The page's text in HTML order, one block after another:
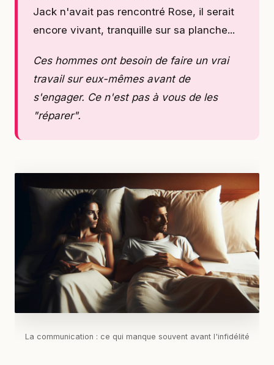
Jack n'avait pas rencontré Rose, il serait
encore vivant, tranquille sur sa planche...
Ces hommes ont besoin de faire un vrai
travail sur eux-mêmes avant de
s'engager. Ce n'est pas à vous de les
"réparer".
La communication : ce qui manque souvent avant l'infidélité